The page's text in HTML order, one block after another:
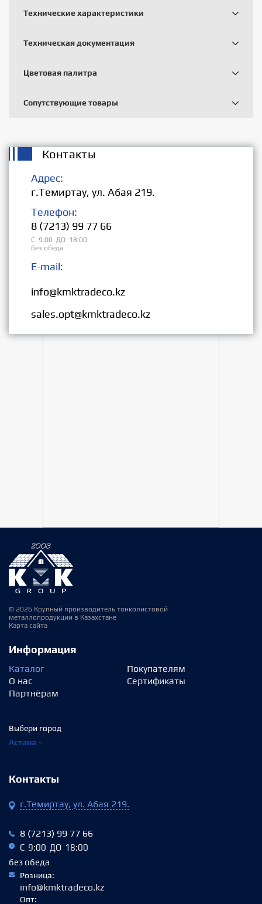
Технические характеристики
Техническая документация
Цветовая палитра
Сопутствующие товары
Контакты
Адрес:
г.Темиртау, ул. Абая 219.
Телефон:
8 (7213) 99 77 66
С 9:00 ДО 18:00
без обеда
E-mail:
info@kmktradeco.kz
sales.opt@kmktradeco.kz
© 2026 Крупный производитель тонколистовой
металлопродукции в Казахстане
Карта сайта
Информация
Каталог
О нас
Партнёрам
Покупателям
Сертификаты
Выбери город
Астана
Контакты
г.Темиртау, ул. Абая 219.
8 (7213) 99 77 66
С 9:00 ДО 18:00
без обеда
Розница:
info@kmktradeco.kz
Опт: